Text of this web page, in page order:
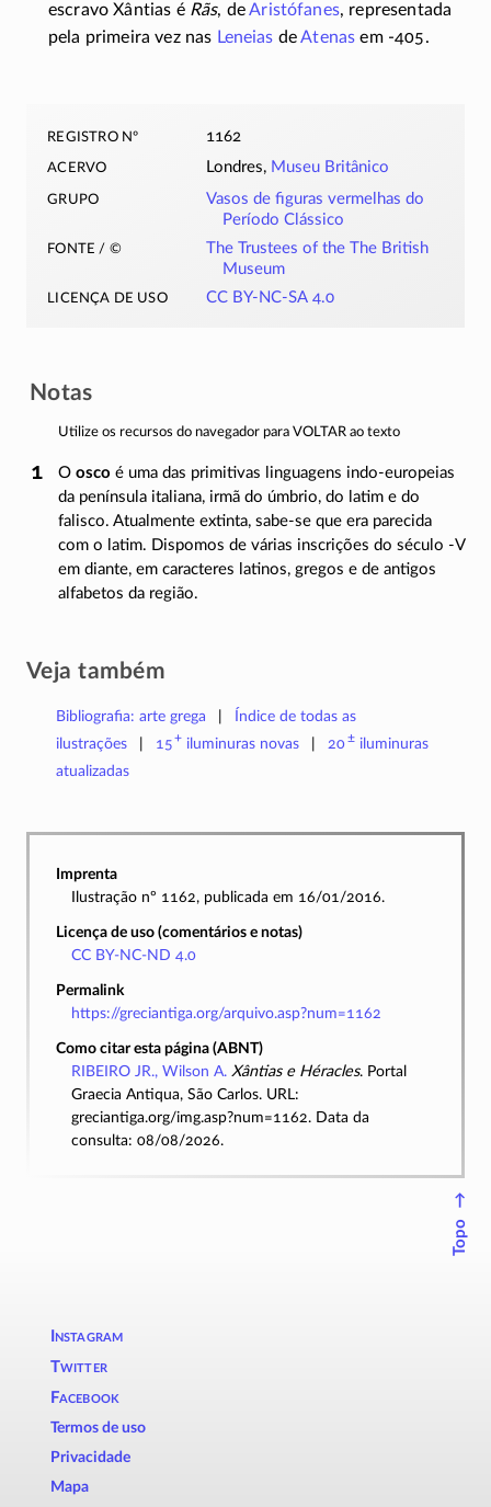
escravo Xântias é Rãs, deAristófanes, representada
pela primeira vez nas Leneias deAtenas em -405.
registro nº 1162
acervo Londres, Museu Britânico
grupo
Vasos de figuras vermelhas do
Período Clássico
fonte / ©
The Trustees of the The British
Museum
licença de uso CC BY-NC-SA 4.0
Notas
Utilize os recursos do navegador para VOLTAR ao texto
O osco é uma das primitivas linguagens indo-europeias
da península italiana, irmã do úmbrio, do latim e do
falisco. Atualmente extinta, sabe-seque era parecida
com o latim. Dispomos de várias inscrições do século -V
em diante, em caracteres latinos, gregos e de antigos
alfabetos da região.
Veja também
Bibliografia: arte grega
Índice de todas as
ilustrações
15+ iluminuras novas 20±iluminuras
atualizadas
Imprenta
Ilustração nº 1162, publicada em 16/01/2016.
Licença de uso (comentários e notas)
CC BY-NC-ND 4.0
Permalink
https://greciantiga.org/arquivo.asp?num=1162
Como citar esta página (ABNT)
RIBEIRO JR., Wilson A. Xântias e Héracles. Portal
Graecia Antiqua, São Carlos. URL:
greciantiga.org/img.asp?num=1162. Data da
consulta: 08/08/2026.
↑
Topo
Instagram
Twitter
Facebook
Termos de uso
Privacidade
Mapa